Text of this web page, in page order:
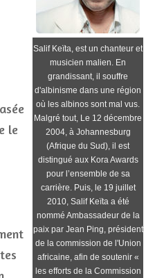
Salif Keïta, est un chanteur et
musicien malien. En
grandissant, il souffre
d'albinisme dans une région
où les albinos sont mal vus.
Malgré tout, Le 12 décembre
2004, à Johannesburg
(Afrique du Sud), il est
distingué aux Kora Awards
pour l’ensemble de sa
carrière. Puis, le 19 juillet
2010, Salif Keïta a été
nommé Ambassadeur de la
paix par Jean Ping, président
de la commission de l'Union
africaine, afin de soutenir «
les efforts de la Commission
le